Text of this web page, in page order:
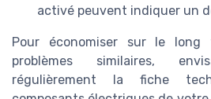
activé peuvent indiquer un
Pour économiser sur le
problèmes similaires,
régulièrement la fiche